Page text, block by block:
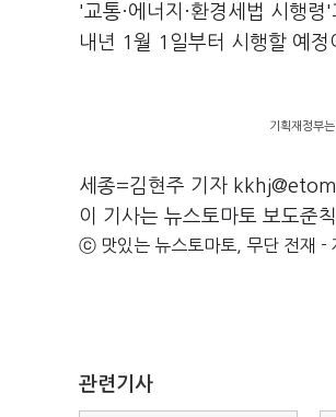
'교통·에너지·환경세법 시행
내년 1월 1일부터 시행할 예정
기획재정부
세종=김현주 기자
이 기사는 뉴스토마토 보도준
ⓒ 맛있는 뉴스토마토, 무단 전재 -
관련기사